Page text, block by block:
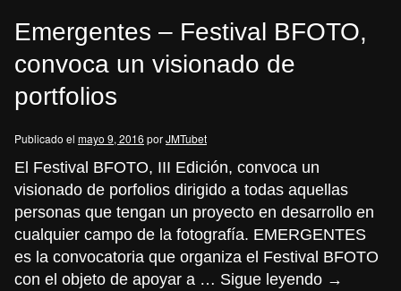
Emergentes – Festival BFOTO,
convoca un visionado de
portfolios
Publicado el mayo 9, 2016 porJMTubet
El Festival BFOTO, III Edición, convoca un
visionado de porfolios dirigido a todas aquellas
personas que tengan un proyecto en desarrollo en
cualquier campo de la fotografía. EMERGENTES
es la convocatoria que organiza el Festival BFOTO
con el objeto de apoyar a … Sigue leyendo →